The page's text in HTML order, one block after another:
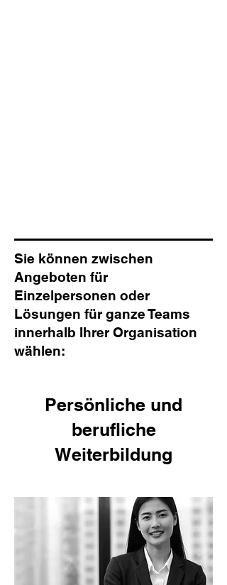
Sie können zwischen
Angeboten für
Einzelpersonen oder
Lösungen für ganze Teams
innerhalb Ihrer Organisation
wählen:
Persönliche und
berufliche
Weiterbildung